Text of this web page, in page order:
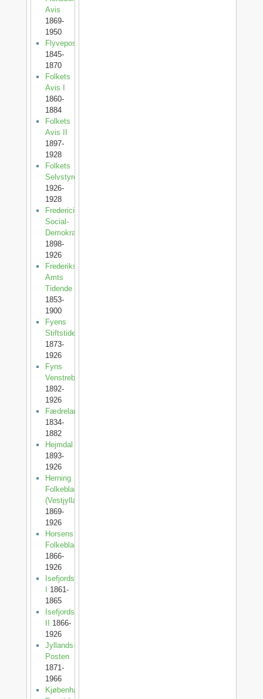
Avis
1869-
1950
Flyveposten
1845-
1870
Folkets
Avis I
1860-
1884
Folkets
Avis II
1897-
1928
Folkets
Selvstyre
1926-
1928
Fredericia
Social-
Demokrat
1898-
1926
Frederiksborg
Amts
Tidende
1853-
1900
Fyens
Stiftstidende
1873-
1926
Fyns
Venstreblad
1892-
1926
Fædrelandet
1834-
1882
Hejmdal
1893-
1926
Herning
Folkeblad
(Vestjylland)
1869-
1926
Horsens
Folkeblad
1866-
1926
Isefjordsposten
1861-
1865
Isefjordsposten
1866-
1926
Jyllands-
Posten
1871-
1966
Kjøbenhavns